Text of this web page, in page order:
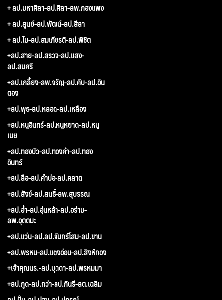
+ ลป.มหาศิลา-ลป.ศิลา-ลพ.กองแพง
+ ลป.สูนย์-ลป.พัฒน์-ลป.สีลา
+ ลป.ไม-ลป.สมเกียรติ-ลป.พิชิต
+ลป.สาย-ลป.สรวง-ลป.แสง-
ลป.สมศรี
+ลป.เกลี้ยง-ลพ.จรัญ-ลป.คีบ-ลป.อิน
ตอง
+ลป.พุธ-ลป.หลอด-ลป.เหลือง
+ลป.หนูอินทร์-ลป.หนูหยาด-ลป.หนู
เมย
+ลป.ทองบัว-ลป.ทองคำ-ลป.ทอง
อินทร์
+ลป.ลือ-ลป.คำบ่อ-ลป.คลาด
+ลป.สังข์-ลป.สนธิ์-ลพ.สุบรรณ
+ลป.อ่ำ-ลป.อุ่นหล้า-ลป.อร่าม-
ลพ.อุตตมะ
+ลป.แว่น-ลป.ลป.จันทร์โสม-ลป.ขาน
+ลป.พรหม-ลป.แตงอ่อน-ลป.สิงห์ทอง
+เจ้าคุณนร.-ลป.บุดดา-ลป.พรหมมา
+ลป.กูด-ลป.กว่า-ลป.กินรี-ลต.เฉลิม